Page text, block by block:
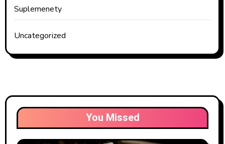
Suplemenety
Uncategorized
You Missed